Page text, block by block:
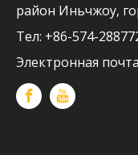
район Иньчжоу,
Тел: +86-574-
Электронная